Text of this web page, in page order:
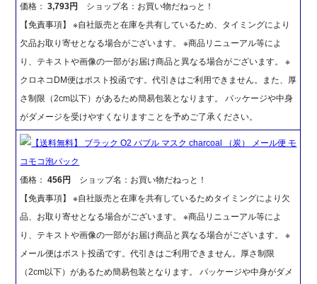
価格：3,793円
ショップ名：お買い物だねっと！
【免責事項】 ※自社販売と在庫を共有しているため、タイミングにより
欠品お取り寄せとなる場合がございます。 ※商品リニューアル等によ
り、テキストや画像の一部がお届け商品と異なる場合がございます。 ※
クロネコDM便はポスト投函です。代引きはご利用できません。また、厚
さ制限（2cm以下）があるため簡易包装となります。 パッケージや中身
がダメージを受けやすくなりますことを予めご了承ください。
【送料無料】 ブラック O2 バブル マスク charcoal （炭） メール便 モ
コモコ泡パック
価格：456円
ショップ名：お買い物だねっと！
【免責事項】 ※自社販売と在庫を共有しているためタイミングにより欠
品、お取り寄せとなる場合がございます。 ※商品リニューアル等によ
り、テキストや画像の一部がお届け商品と異なる場合がございます。 ※
メール便はポスト投函です。代引きはご利用できません。厚さ制限
（2cm以下）があるため簡易包装となります。 パッケージや中身がダメ